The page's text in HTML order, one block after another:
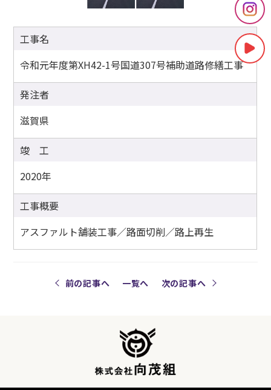
工事名
令和元年度第XH42-1号国道307号補助道路修繕工事
発注者
滋賀県
竣 工
2020年
工事概要
アスファルト舗装工事／路面切削／路上再生
前の記事へ 一覧へ 次の記事へ